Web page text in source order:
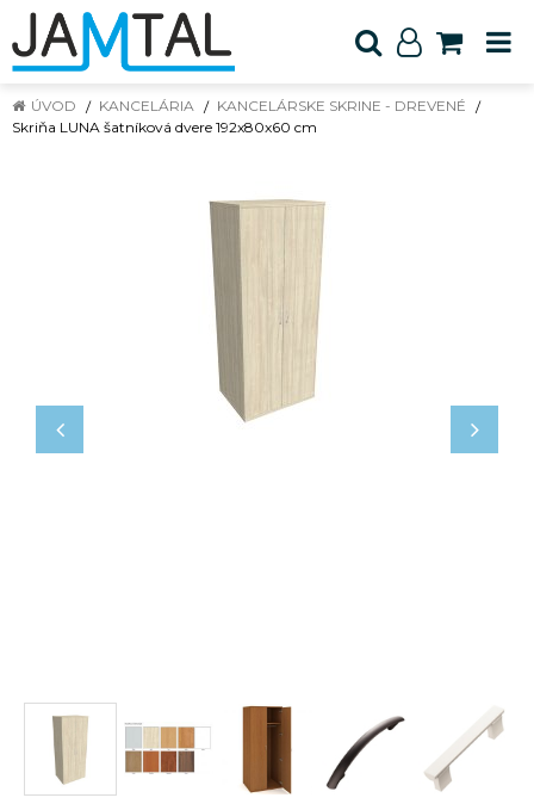
ÚVOD KANCELÁRIA
KANCELÁRSKE SKRINE - DREVENÉ
Skriňa LUNA šatníková dvere 192x80x60 cm